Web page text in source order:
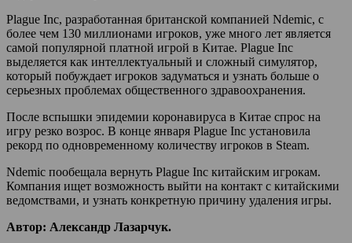
Plague Inc, разработанная британской компанией Ndemic, с
более чем 130 миллионами игроков, уже много лет является
самой популярной платной игрой в Китае. Plague Inc
выделяется как интеллектуальный и сложный симулятор,
который побуждает игроков задуматься и узнать больше о
серьезных проблемах общественного здравоохранения.
После вспышки эпидемии коронавируса в Китае спрос на
игру резко возрос. В конце января Plague Inc установила
рекорд по одновременному количеству игроков в Steam.
Ndemic пообещала вернуть Plague Inc китайским игрокам.
Компания ищет возможность выйти на контакт с китайскими
ведомствами, и узнать конкретную причину удаления игры.
Автор: Александр Лазарчук.